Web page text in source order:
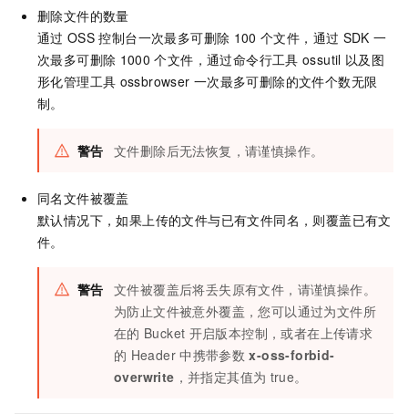
删除文件的数量
通过 OSS 控制台一次最多可删除 100 个文件，通过 SDK 一
次最多可删除 1000 个文件，通过命令行工具 ossutil 以及图
形化管理工具 ossbrowser 一次最多可删除的文件个数无限
制。
警告 文件删除后无法恢复，请谨慎操作。
同名文件被覆盖
默认情况下，如果上传的文件与已有文件同名，则覆盖已有文
件。
警告 文件被覆盖后将丢失原有文件，请谨慎操作。
为防止文件被意外覆盖，您可以通过为文件所
在的 Bucket 开启版本控制，或者在上传请求
的 Header 中携带参数 x-oss-forbid-
overwrite ，并指定其值为 true。